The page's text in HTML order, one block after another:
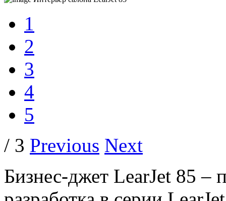
1
2
3
4
5
/ 3 Previous Next
Бизнес-джет LearJet 85 –